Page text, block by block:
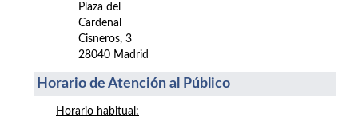
Plaza del
Cardenal
Cisneros, 3
28040 Madrid
Horario de Atención al Público
Horario habitual: